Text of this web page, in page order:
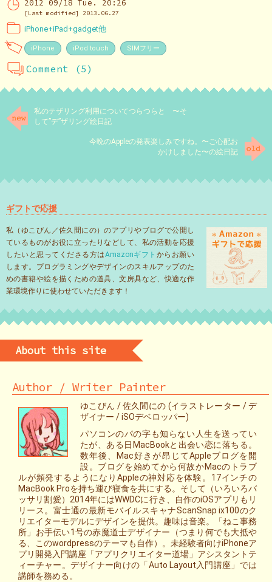
2012 09/18 Tue. 20:26
[Last modified] 2013.06.27
iPhone+iPad+gadget他
iPhone iPod touch SIMフリー
Comment (5)
私のテザリング利用についてつらつらと 〜そ
して”デ”ザリング絵日記
今晩のAppleの発表楽しみですね。〜ご心配お
かけしました〜の絵日記
ギフトで応援
私（ゆこびん／佐久間にの）のアプリやブログで公開し
ているものがお役に立ったりなどして、私の活動を応援
したいと思ってくださる方はAmazonギフト からお願い
します。プログラミングやデザインのスキルアップのた
めの書籍や絵を描くための道具、文房具など、快適な作
業環境作りに使わせていただきます！
About this site
Author / Writer Painter
ゆこびん / 佐久間にの (イラストレーター / デ
ザイナー / iSOデベロッパー)
パソコンのパの字も知らない人生を送ってい
たが、ある日MacBookと出会い恋に落ちる。
数年後、Mac好きが昂じてAppleブログを開
設。ブログを始めてから何故かMacのトラブ
ルが頻発するようになりAppleの神対応を体験。17インチの
MacBook Proを持ち運び寝食を共にする。そして（いろいろバ
ッサリ割愛）2014年にはWWDCに行き、自作のiOSアプリもリ
リース。富士通の最新モバイルスキャナScanSnap ix100のク
リエイターモデルにデザインを提供。趣味は音楽。「ねこ事務
所」お手伝い1号の赤魔道士デザイナー（つまり何でも大抵や
る、このwordpressのテーマも自作）。未経験者向けiPhoneア
プリ開発入門講座「アプリクリエイター道場」アシスタントテ
ィーチャー。デザイナー向けの「Auto Layout入門講座」では
講師を務める。